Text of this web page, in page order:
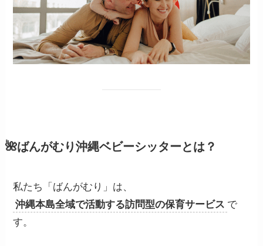
🌺ばんがむり沖縄ベビーシッターとは？
私たち「ばんがむり」は、
沖縄本島全域で活動する訪問型の保育サービス で
す。